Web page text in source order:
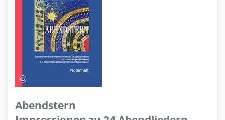
Abendstern